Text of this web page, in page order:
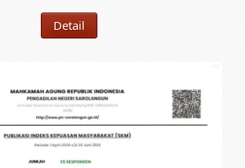
Detail